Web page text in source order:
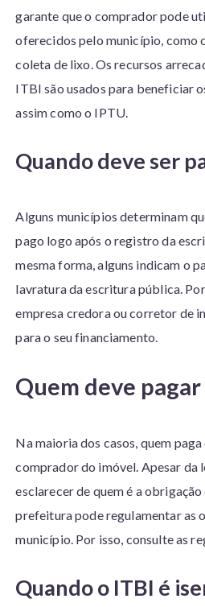
garante que o comprador pode
oferecidos pelo município, como
coleta de lixo. Os recursos
ITBI são usados para beneficiar
assim como o IPTU.
Quando deve ser
Alguns municípios determinam
pago logo após o registro da
mesma forma, alguns indicam o
lavratura da escritura pública.
empresa credora ou corretor de
para o seu financiamento.
Quem deve
Na maioria dos casos, quem
comprador do imóvel. Apesar da
esclarecer de quem é a
prefeitura pode regulamentar as
município. Por isso, consulte as
Quando o ITBI é